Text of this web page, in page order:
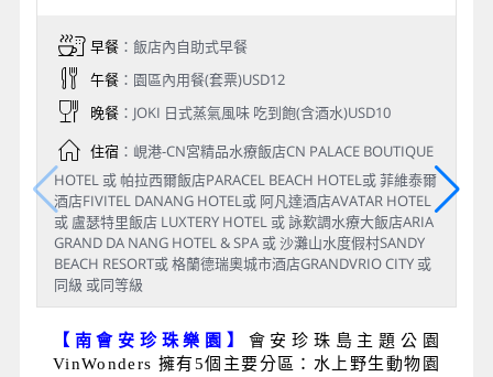
早餐：飯店內自助式早餐
午餐：園區內用餐(套票)USD12
晚餐：JOKI 日式蒸氣風味 吃到飽(含酒水)USD10
住宿：峴港-CN宮精品水療飯店CN PALACE BOUTIQUE
HOTEL 或 帕拉西爾飯店PARACEL BEACH HOTEL或 菲維泰爾
酒店FIVITEL DANANG HOTEL或 阿凡達酒店AVATAR HOTEL
或 盧瑟特里飯店 LUXTERY HOTEL 或 詠歎調水療大飯店ARIA
GRAND DA NANG HOTEL & SPA 或 沙灘山水度假村SANDY
BEACH RESORT或 格蘭德瑞奧城市酒店GRANDVRIO CITY 或
同級 或同等級
【南會安珍珠樂園】 會安珍珠島主題公園
VinWonders 擁有5個主要分區：水上野生動物園